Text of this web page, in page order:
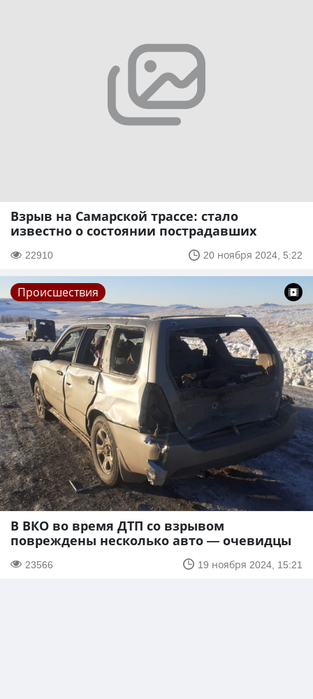
Взрыв на Самарской трассе: стало
известно о состоянии пострадавших
22910 20 ноября 2024, 5:22
Происшествия
В ВКО во время ДТП со взрывом
повреждены несколько авто — очевидцы
23566 19 ноября 2024, 15:21